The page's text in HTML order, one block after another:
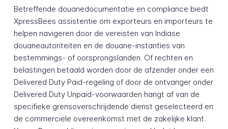
Betreffende douanedocumentatie en compliance biedt
XpressBees assistentie om exporteurs en importeurs te
helpen navigeren door de vereisten van Indiase
douaneautoriteiten en de douane-instanties van
bestemmings- of oorsprongslanden. Of rechten en
belastingen betaald worden door de afzender onder een
Delivered Duty Paid-regeling of door de ontvanger onder
Delivered Duty Unpaid-voorwaarden hangt af van de
specifieke grensoverschrijdende dienst geselecteerd en
de commerciële overeenkomst met de zakelijke klant.